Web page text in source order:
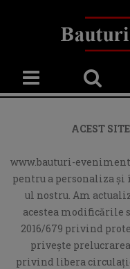
ACEST
www.bauturi-
pentru a personaliza și
ul nostru. Am
acestea modificările
2016/679 privind
privește
privind libera